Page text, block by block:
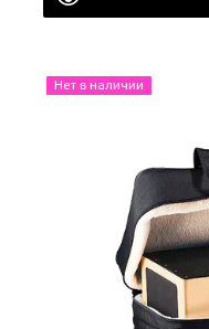
Нет в наличии